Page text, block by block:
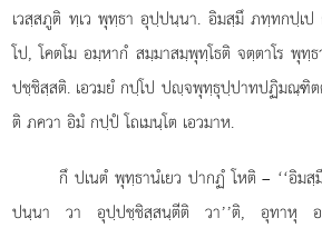
เวสฺสภูติ ทฺเว พุทฺธา อุปฺปนฺนา. อิมสฺมึ ภทฺทกปฺเป
โป, โคตโม อมฺหากํ สมฺมาสมฺพุทฺโธติ จตฺตาโร พุทฺ
ปชฺชิสฺสติ. เอวมยํ กปฺโป ปฺจพุทฺธุปฺปาทปฏิมณฺฑิต
ติ ภควา อิมํ กปฺปํ โถเมนฺโต เอวมาห.
กึ ปเนตํ พุทฺธานํเยว ปากฏํ โหติ – ‘‘อิม
ปนฺนา วา อุปฺปชฺชิสฺสนฺตีติ วา’’ติ, อุทาหุ